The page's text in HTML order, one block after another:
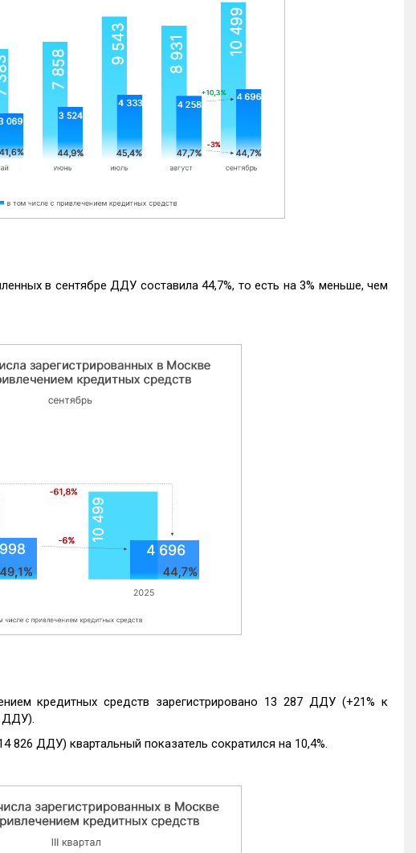
в сентябре ДДУ составила 44,7%, то есть на 3% меньше, чем
кредитных средств зарегистрировано 13 287 ДДУ (+21% к
ДДУ).
ДДУ) квартальный показатель сократился на 10,4%.